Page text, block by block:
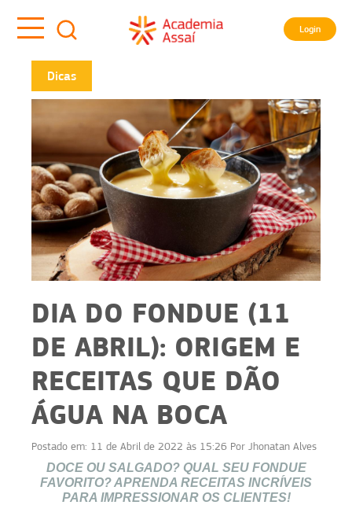
Login
Dicas
DIA DO FONDUE (11
DE ABRIL): ORIGEM E
RECEITAS QUE DÃO
ÁGUA NA BOCA
Postado em: 11 de Abril de 2022 às 15:26 Por Jhonatan Alves
DOCE OU SALGADO? QUAL SEU FONDUE
FAVORITO? APRENDA RECEITAS INCRÍVEIS
PARA IMPRESSIONAR OS CLIENTES!